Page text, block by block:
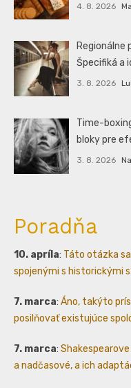
4. 8. 2026
Regionálne
Špecifiká a
3. 8. 2026
Time-
bloky pre
3. 8. 2026
Poradňa
10. apríla: Táto otázka
spojenými s historickými
7. marca: Áno, takýto
posilňovať existujúce
7. marca:
a nadčasové, a ich